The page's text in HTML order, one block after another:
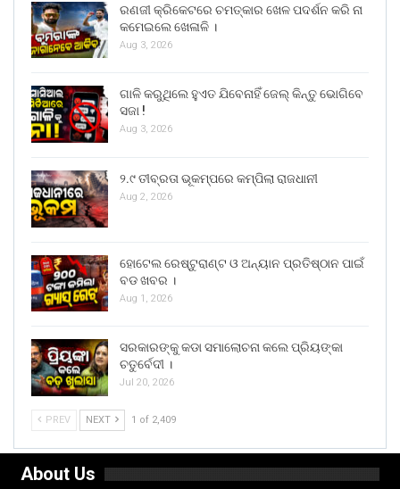
ରଣଜୀ କ୍ରିକେଟରେ ଚମତ୍କାର ଖେଳ ପଦର୍ଶନ କରି ନା
କମେଇଲେ ଖେଳାଳି ।
Aug 3, 2026
ଗାଳି କରୁଥିଲେ ହୁଏତ ଯିବେନାହିଁ ଜେଲ୍ କିନ୍ତୁ ଭୋଗିବେ
ସଜା !
Aug 3, 2026
୨.୯ ତୀବ୍ରତା ଭୂକମ୍ପରେ କମ୍ପିଲା ରାଜଧାନୀ
Aug 2, 2026
ହୋଟେଲ ରେଷ୍ଟୁରାଣ୍ଟ ଓ ଅନ୍ୟାନ ପ୍ରତିଷ୍ଠାନ ପାଇଁ
ବଡ ଖବର ।
Aug 1, 2026
ସରକାରଙ୍କୁ କଡା ସମାଲୋଚନା କଲେ ପ୍ରିୟଙ୍କା
ଚତୁର୍ବେଦୀ ।
Jul 20, 2026
PREV NEXT 1 of 2,409
About Us